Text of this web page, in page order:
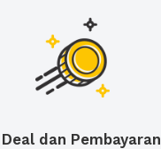
dan Pembayaran